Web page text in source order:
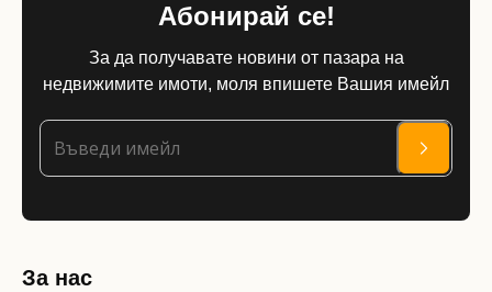
Абонирай се!
За да получавате новини от пазара на
недвижимите имоти, моля впишете Вашия имейл
За нас